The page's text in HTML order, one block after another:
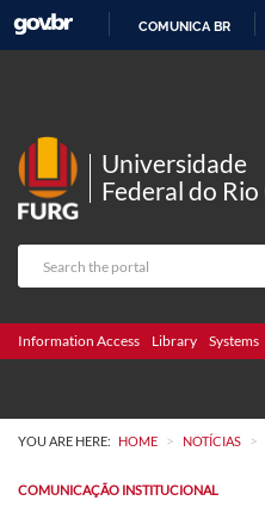
COMUNICA BR
Universidade
Federal do
Information Access Library Systems
YOU ARE HERE: HOME > NOTÍCIAS >
COMUNICAÇÃO INSTITUCIONAL